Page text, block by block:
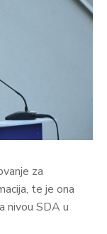
za
te je ona
nivou SDA u